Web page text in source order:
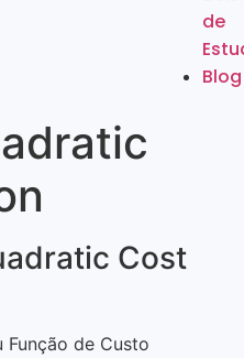
de
Blog
Cost
Função de Custo